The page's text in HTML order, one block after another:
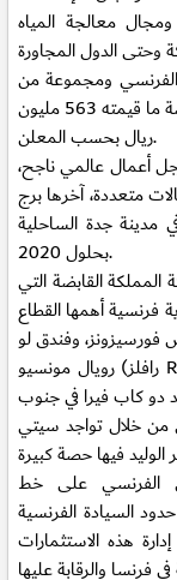
ومجال معالجة المياه
الفرنسي ومجموعة من
الشركات الفرنسية الكبرى في شركة المملكة القابضة ما قيمته 563 مليون
ريال بحسب المعلن.
أعمال عالمي ناجح،
متعددة، آخرها برج
جدة الساحلية
بحلول 2020.
القابضة التي
فرنسية أهمها القطاع
وفندق لو
رويال مونسيو (رافلز Raffles)، وتشترك في ملكية يورو ديزني باريس، و7
دو كاب فيرا في جنوب
من خلال تواجد سيتي
الفرنسي على خط
السيادة الفرنسية
هذه الاستثمارات